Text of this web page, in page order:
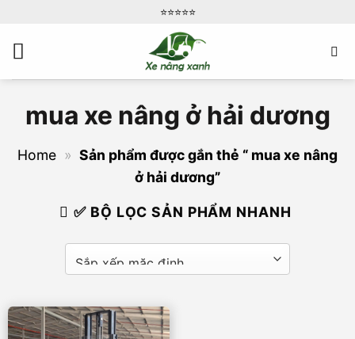
nội
dung
⭐️⭐️⭐️⭐️⭐️
mua xe nâng ở hải dương
Home » Sản phẩm được gắn thẻ “ mua xe nâng
ở hải dương”
✅ BỘ LỌC SẢN PHẨM NHANH